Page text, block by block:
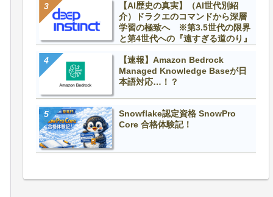
【AI歴史の真実】（AI世代別紹
介）ドラクエのコマンドから深層
学習の極致へ ※第3.5世代の限界
と第4世代への『遠すぎる道のり』
【速報】Amazon Bedrock
Managed Knowledge Baseが日
本語対応…！？
Snowflake認定資格 SnowPro
Core 合格体験記！